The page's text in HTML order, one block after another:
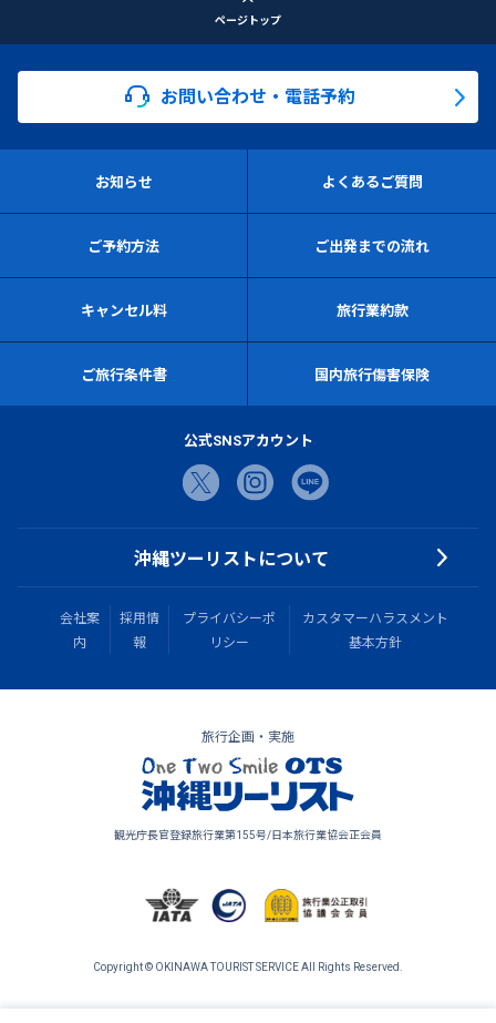
ページトップ
お問い合わせ・電話予約
お知らせ よくあるご質問
ご予約方法 ご出発までの流れ
キャンセル料 旅行業約款
ご旅行条件書 国内旅行傷害保険
公式SNSアカウント
沖縄ツーリストについて
会社案
内
採用情
報
プライバシーポ
リシー
カスタマーハラスメント
基本方針
旅行企画・実施
観光庁長官登録旅行業第155号/日本旅行業協会正会員
Copyright © OKINAWA TOURIST SERVICE All Rights Reserved.